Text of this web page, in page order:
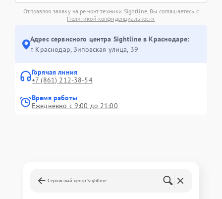
Отправляя заявку на ремонт техники Sightline, Вы соглашаетесь с
Политикой конфиденциальности
Адрес сервисного центра Sightline в Краснодаре:
г. Краснодар, Зиповская улица, 39
Горячая линия
+7 (861) 212-38-54
Время работы
Ежедневно с 9:00 до 21:00
Сервисный центр Sightline